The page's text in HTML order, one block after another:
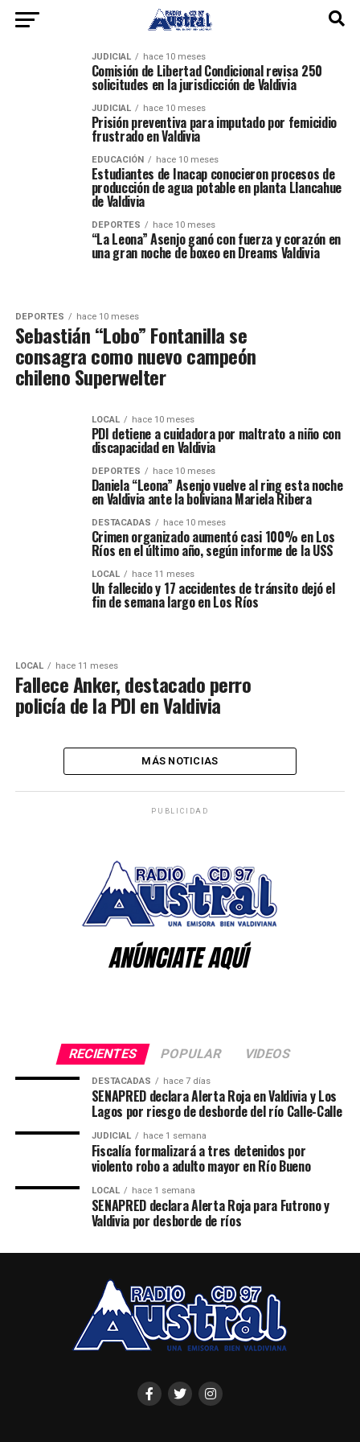
JUDICIAL hace 10 meses
Comisión de Libertad Condicional revisa 250
solicitudes en la jurisdicción de Valdivia
JUDICIAL hace 10 meses
Prisión preventiva para imputado por femicidio
frustrado en Valdivia
EDUCACIÓN hace 10 meses
Estudiantes de Inacap conocieron procesos de
producción de agua potable en planta Llancahue
de Valdivia
DEPORTES hace 10 meses
“La Leona” Asenjo ganó con fuerza y corazón en
una gran noche de boxeo en Dreams Valdivia
DEPORTES hace 10 meses
Sebastián “Lobo” Fontanilla se
consagra como nuevo campeón
chileno Superwelter
LOCAL hace 10 meses
PDI detiene a cuidadora por maltrato a niño con
discapacidad en Valdivia
DEPORTES hace 10 meses
Daniela “Leona” Asenjo vuelve al ring esta noche
en Valdivia ante la boliviana Mariela Ribera
DESTACADAS hace 10 meses
Crimen organizado aumentó casi 100% en Los
Ríos en el último año, según informe de la USS
LOCAL hace 11 meses
Un fallecido y 17 accidentes de tránsito dejó el
fin de semana largo en Los Ríos
LOCAL hace 11 meses
Fallece Anker, destacado perro
policía de la PDI en Valdivia
MÁS NOTICIAS
PUBLICIDAD
RECIENTES POPULAR VIDEOS
DESTACADAS hace 7 días
SENAPRED declara Alerta Roja en Valdivia y Los
Lagos por riesgo de desborde del río Calle-Calle
JUDICIAL hace 1 semana
Fiscalía formalizará a tres detenidos por
violento robo a adulto mayor en Río Bueno
LOCAL hace 1 semana
SENAPRED declara Alerta Roja para Futrono y
Valdivia por desborde de ríos